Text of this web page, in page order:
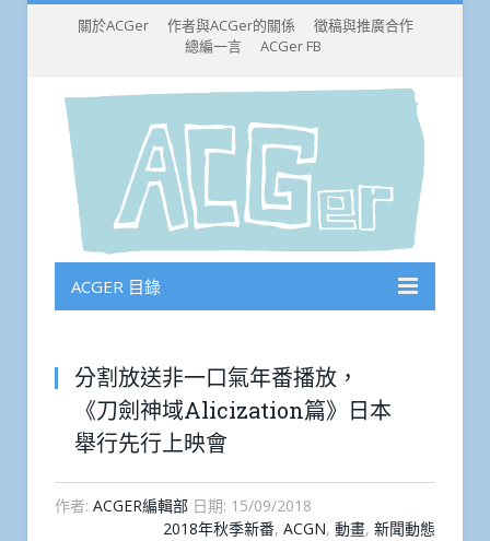
關於ACGer 作者與ACGer的關係
徵稿與推廣合作
總編一言
ACGer FB
ACGER 目錄
分割放送非一口氣年番播放，
《刀劍神域Alicization篇》日本
舉行先行上映會
作者: ACGER編輯部 日期: 15/09/2018
2018年秋季新番, ACGN, 動畫, 新聞動態